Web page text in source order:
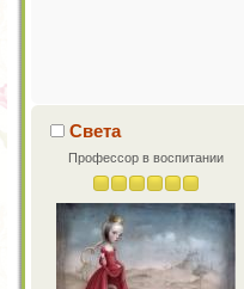
Света
Профессор в воспитании